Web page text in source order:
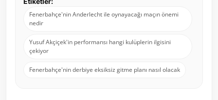
Fenerbahçe'nin Anderlecht ile oynayacağı maçın önemi
nedir
Yusuf Akçiçek'in performansı hangi kulüplerin ilgisini
çekiyor
Fenerbahçe'nin derbiye eksiksiz gitme planı nasıl olacak